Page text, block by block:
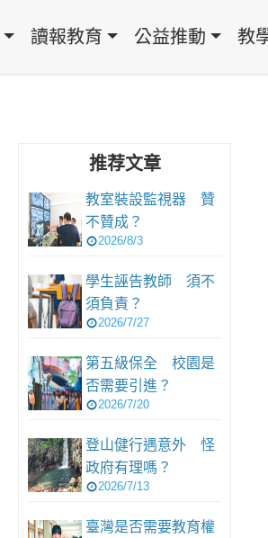
讀報教育 公益推動 教
推荐文章
教室裝設監視器 贊
不贊成？
2026/8/3
學生誣告教師 須不
須負責？
2026/7/27
第五級保全 校園是
否需要引進？
2026/7/20
登山健行遇意外 怪
政府有理嗎？
2026/7/13
臺灣是否需要教育權